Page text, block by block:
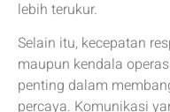
lebih terukur.
Selain itu, kecepatan
maupun kendala
penting dalam
percaya. Komunikasi